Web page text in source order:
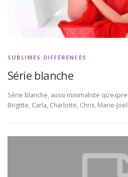
SUBLIMES DIFFÉRENCES
Série blanche
Série blanche, aussi minimaliste
Brigitte, Carla, Charlotte, Chris, Marie-